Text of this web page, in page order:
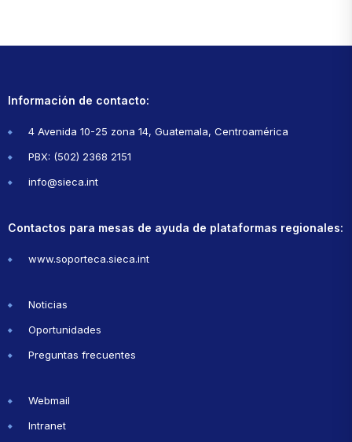
Información de contacto:
4 Avenida 10-25 zona 14, Guatemala, Centroamérica
PBX: (502) 2368 2151
info@sieca.int
Contactos para mesas de ayuda de plataformas regionales:
www.soporteca.sieca.int
Noticias
Oportunidades
Preguntas frecuentes
Webmail
Intranet